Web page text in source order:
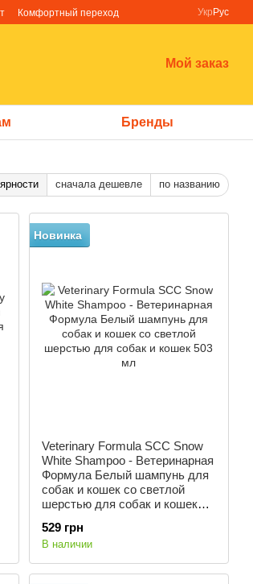
Комфортный переход
Укр Рус
Мой заказ
Бренды
сначала дешевле по названию
Новинка
Veterinary Formula SCC Snow
White Shampoo - Ветеринарная
Формула Белый шампунь для
собак и кошек со светлой
шерстью для собак и кошек
529 грн
В наличии